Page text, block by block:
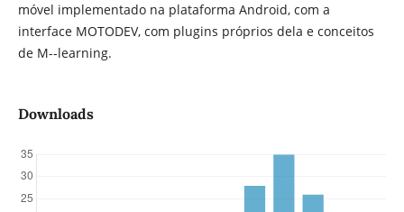
móvel implementado na plataforma Android, com a
interface MOTODEV, com plugins próprios dela e conceitos
de M--learning.
Downloads